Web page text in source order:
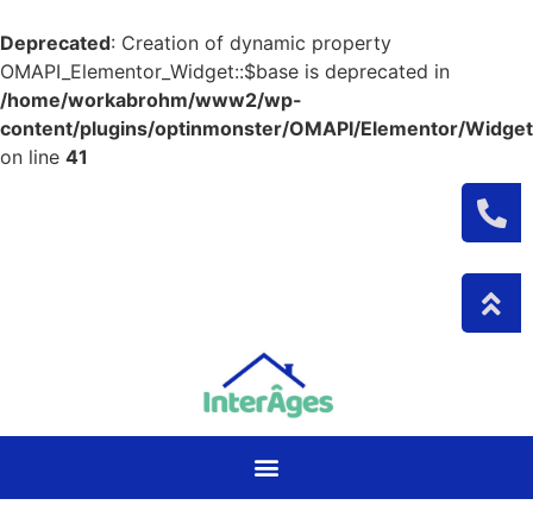
Deprecated: Creation of dynamic property
OMAPI_Elementor_Widget::$base is deprecated in
/home/workabrohm/www2/wp-
content/plugins/optinmonster/OMAPI/Elementor/
on line 41